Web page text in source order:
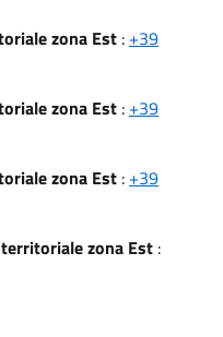
zona Est : +39
zona Est : +39
zona Est : +39
zona Est :